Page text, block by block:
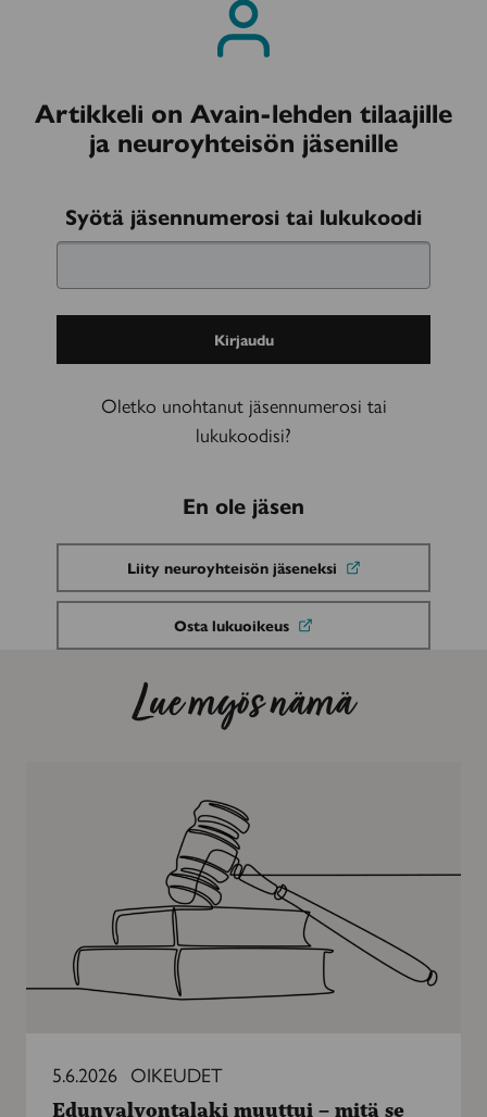
Artikkeli on Avain-lehden tilaajille
ja neuroyhteisön jäsenille
Kirjaudu
sisään
Syötä jäsennumerosi tai lukukoodi
Oletko unohtanut jäsennumerosi tai
lukukoodisi?
En ole jäsen
Liity neuroyhteisön jäseneksi
Osta lukuoikeus
Lue myös nämä
käytännössä?
5.6.2026 OIKEUDET
Edunvalvontalaki muuttui – mitä se